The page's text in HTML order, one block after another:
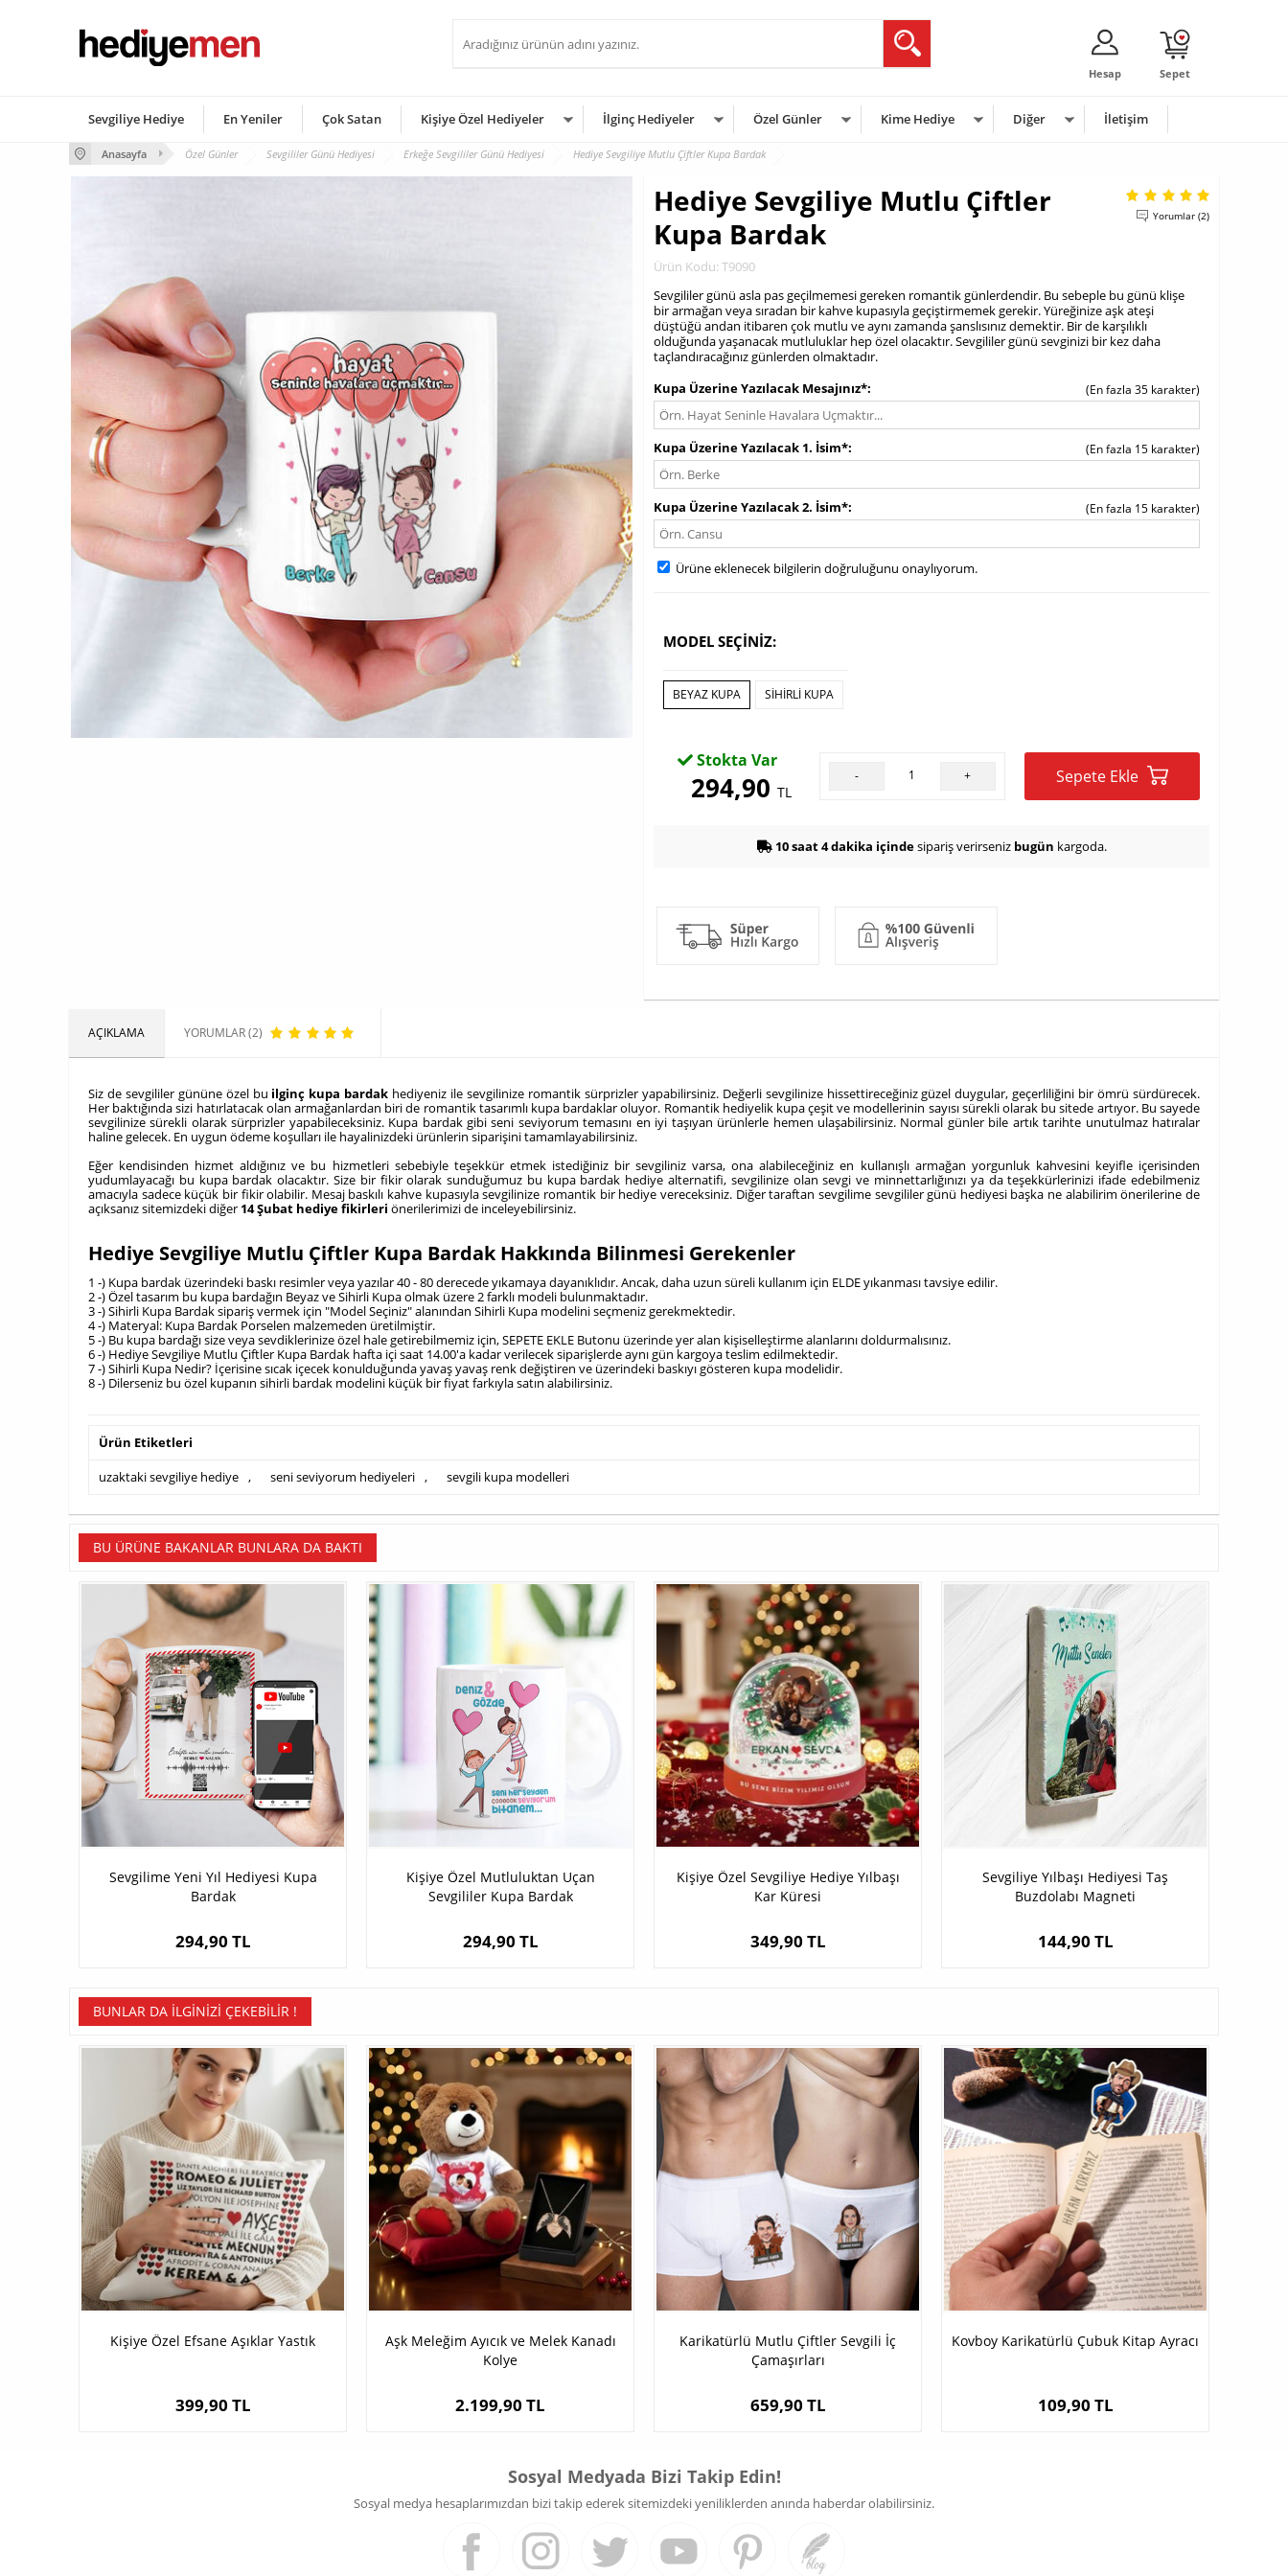
Sepet
Hesap
Sevgiliye Hediye En Yeniler Çok Satan Kişiye Özel Hediyeler İlginç Hediyeler Özel Günler Kime Hediye Diğer İletişim
Anasayfa Özel Günler Sevgililer Günü Hediyesi Erkeğe Sevgililer Günü Hediyesi Hediye Sevgiliye Mutlu Çiftler Kupa Bardak
Hediye Sevgiliye Mutlu Çiftler
Kupa Bardak
Ürün Kodu: T9090
Yorumlar (2)
Sevgililer günü asla pas geçilmemesi gereken romantik günlerdendir. Bu sebeple bu günü klişe
bir armağan veya sıradan bir kahve kupasıyla geçiştirmemek gerekir. Yüreğinize aşk ateşi
düştüğü andan itibaren çok mutlu ve aynı zamanda şanslısınız demektir. Bir de karşılıklı
olduğunda yaşanacak mutluluklar hep özel olacaktır. Sevgililer günü sevginizi bir kez daha
taçlandıracağınız günlerden olmaktadır.
Kupa Üzerine Yazılacak Mesajınız*
(En fazla 35 karakter)
Kupa Üzerine Yazılacak 1. İsim* (En fazla 15 karakter)
Kupa Üzerine Yazılacak 2. İsim* (En fazla 15 karakter)
Ürüne eklenecek bilgilerin doğruluğunu onaylıyorum.
MODEL SEÇİNİZ:
BEYAZ KUPA SİHİRLİ KUPA
Stokta Var
294,90TL
- + Sepete Ekle
10 saat 4 dakika içindesipariş verirseniz bugün kargoda.
AÇIKLAMA YORUMLAR (2)
Siz de sevgililer gününe özel bu ilginç kupa bardak hediyeniz ile sevgilinize romantik sürprizler yapabilirsiniz. Değerli sevgilinize hissettireceğiniz güzel duygular, geçerliliğini bir ömrü sürdürecek.
Her baktığında sizi hatırlatacak olan armağanlardan biri de romantik tasarımlı kupa bardaklar oluyor. Romantik hediyelik kupa çeşit ve modellerinin sayısı sürekli olarak bu sitede artıyor. Bu sayede
sevgilinize sürekli olarak sürprizler yapabileceksiniz. Kupa bardak gibi seni seviyorum temasını en iyi taşıyan ürünlerle hemen ulaşabilirsiniz. Normal günler bile artık tarihte unutulmaz hatıralar
haline gelecek. En uygun ödeme koşulları ile hayalinizdeki ürünlerin siparişini tamamlayabilirsiniz.
Eğer kendisinden hizmet aldığınız ve bu hizmetleri sebebiyle teşekkür etmek istediğiniz bir sevgiliniz varsa, ona alabileceğiniz en kullanışlı armağan yorgunluk kahvesini keyifle içerisinden
yudumlayacağı bu kupa bardak olacaktır. Size bir fikir olarak sunduğumuz bu kupa bardak hediye alternatifi, sevgilinize olan sevgi ve minnettarlığınızı ya da teşekkürlerinizi ifade edebilmeniz
amacıyla sadece küçük bir fikir olabilir. Mesaj baskılı kahve kupasıyla sevgilinize romantik bir hediye vereceksiniz. Diğer taraftan sevgilime sevgililer günü hediyesi başka ne alabilirim önerilerine de
açıksanız sitemizdeki diğer 14 Şubat hediye fikirleri önerilerimizi de inceleyebilirsiniz.
Hediye Sevgiliye Mutlu Çiftler Kupa Bardak Hakkında Bilinmesi Gerekenler
1 -) Kupa bardak üzerindeki baskı resimler veya yazılar 40 - 80 derecede yıkamaya dayanıklıdır. Ancak, daha uzun süreli kullanım için ELDE yıkanması tavsiye edilir.
2 -) Özel tasarım bu kupa bardağın Beyaz ve Sihirli Kupa olmak üzere 2 farklı modeli bulunmaktadır.
3 -) Sihirli Kupa Bardak sipariş vermek için "Model Seçiniz" alanından Sihirli Kupa modelini seçmeniz gerekmektedir.
4 -) Materyal: Kupa Bardak Porselen malzemeden üretilmiştir.
5 -) Bu kupa bardağı size veya sevdiklerinize özel hale getirebilmemiz için, SEPETE EKLE Butonu üzerinde yer alan kişiselleştirme alanlarını doldurmalısınız.
6 -) Hediye Sevgiliye Mutlu Çiftler Kupa Bardak hafta içi saat 14.00'a kadar verilecek siparişlerde aynı gün kargoya teslim edilmektedir.
7 -) Sihirli Kupa Nedir? İçerisine sıcak içecek konulduğunda yavaş yavaş renk değiştiren ve üzerindeki baskıyı gösteren kupa modelidir.
8 -) Dilerseniz bu özel kupanın sihirli bardak modelini küçük bir fiyat farkıyla satın alabilirsiniz.
Ürün Etiketleri
uzaktaki sevgiliye hediye , seni seviyorum hediyeleri , sevgili kupa modelleri
BU ÜRÜNE BAKANLAR BUNLARA DA BAKTI
Sevgilime Yeni Yıl Hediyesi Kupa
Bardak
294,90 TL
Kişiye Özel Mutluluktan Uçan
Sevgililer Kupa Bardak
294,90 TL
Kişiye Özel Sevgiliye Hediye Yılbaşı
Kar Küresi
349,90 TL
Sevgiliye Yılbaşı Hediyesi Taş
Buzdolabı Magneti
144,90 TL
BUNLAR DA İLGINIZI ÇEKEBILIR !
Kişiye Özel Efsane Aşıklar Yastık
399,90 TL
Aşk Meleğim Ayıcık ve Melek Kanadı
Kolye
2.199,90 TL
Karikatürlü Mutlu Çiftler Sevgili İç
Çamaşırları
659,90 TL
Kovboy Karikatürlü Çubuk Kitap Ayracı
109,90 TL
Sosyal Medyada Bizi Takip Edin!
Sosyal medya hesaplarımızdan bizi takip ederek sitemizdeki yeniliklerden anında haberdar olabilirsiniz.